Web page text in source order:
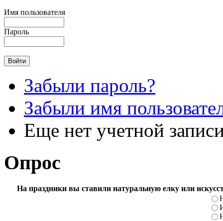
Имя пользователя
Пароль
Забыли пароль?
Забыли имя
Еще нет учетной
Опрос
На праздники вы ставили натуральную елку или